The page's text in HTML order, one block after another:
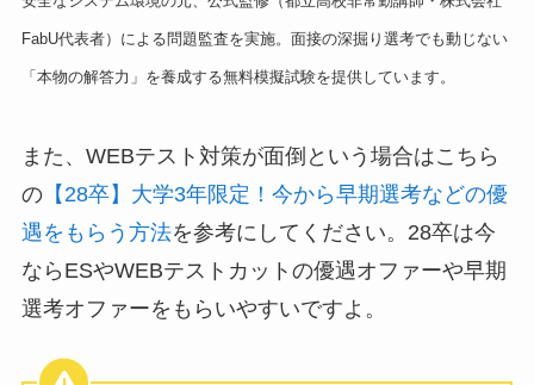
FabU代表者）による問題監査を実施。面接の深掘り選考でも動じない
「本物の解答力」を養成する無料模擬試験を提供しています。
また、WEBテスト対策が面倒という場合はこちら
の【28卒】大学3年限定！今から早期選考などの優
遇をもらう方法を参考にしてください。28卒は今
ならESやWEBテストカットの優遇オファーや早期
選考オファーをもらいやすいですよ。